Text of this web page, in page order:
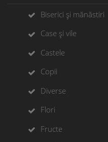
Biserici și mănăstiri
Case și vile
Castele
Copii
Diverse
Flori
Fructe